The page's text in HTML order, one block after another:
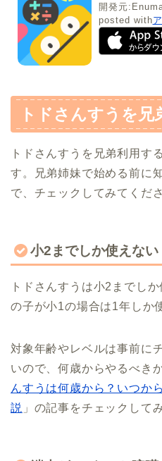
開発元:
posted with
トドさんすうを兄
トドさんすうを兄弟利用す
す。兄弟姉妹で始める前に
で、チェックしてみてくださ
小2までしか使えない
トドさんすうは小2までし
の子が小1の場合は1年しか
対象年齢やレベルは事前に
いので、何歳からやるべき
んすうは何歳から？いつか
説 」の記事をチェックして